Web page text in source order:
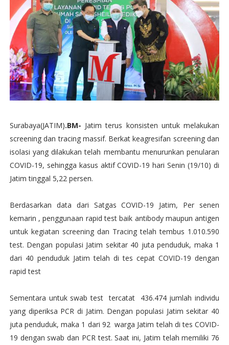
Surabaya(JATIM).BM- Jatim terus konsisten untuk melakukan
screening dan tracing massif. Berkat keagresifan screening dan
isolasi yang dilakukan telah membantu menurunkan penularan
COVID-19, sehingga kasus aktif COVID-19 hari Senin (19/10) di
Jatim tinggal 5,22 persen.
Berdasarkan data dari Satgas COVID-19 Jatim, Per senen
kemarin , penggunaan rapid test baik antibody maupun antigen
untuk kegiatan screening dan Tracing telah tembus 1.010.590
test. Dengan populasi Jatim sekitar 40 juta penduduk, maka 1
dari 40 penduduk Jatim telah di tes cepat COVID-19 dengan
rapid test
Sementara untuk swab test tercatat 436.474 jumlah individu
yang diperiksa PCR di Jatim. Dengan populasi Jatim sekitar 40
juta penduduk, maka 1 dari 92 warga Jatim telah di tes COVID-
19 dengan swab dan PCR test. Saat ini, Jatim telah memiliki 76